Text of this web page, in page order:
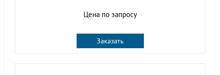
Цена по запросу
Заказать